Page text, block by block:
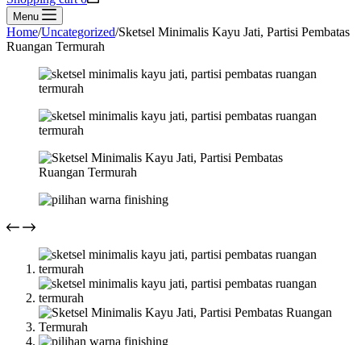
Menu
Home/Uncategorized/Sketsel Minimalis Kayu Jati, Partisi Pembatas
Ruangan Termurah